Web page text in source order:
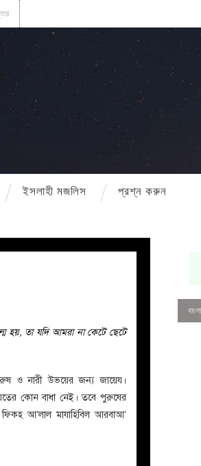
ইসলাহী মজলিস প্রশ্ন করুন
হয়, তা যদি আমরা না কেটে ছেটে
ও নারী উভয়ের জন্য জায়েয।
কোন বাধা নেই। তবে পুরুষের
আ’লাল মাযাহিবিল আরবাআ’